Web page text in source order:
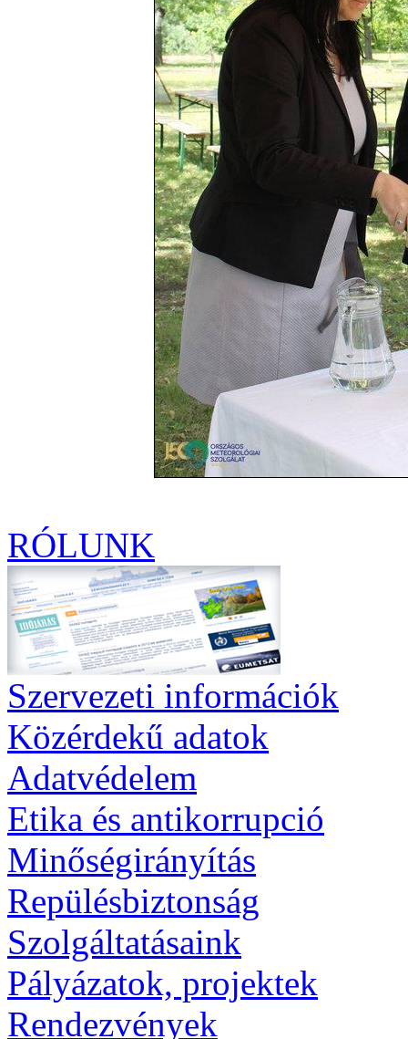
RÓLUNK
Szervezeti információk
Közérdekű adatok
Adatvédelem
Etika és antikorrupció
Minőségirányítás
Repülésbiztonság
Szolgáltatásaink
Pályázatok, projektek
Rendezvények